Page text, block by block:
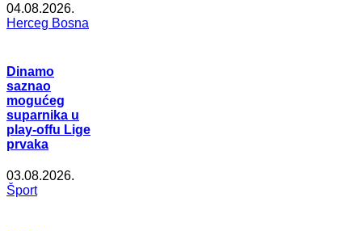
04.08.2026.
Herceg Bosna
Dinamo
saznao
mogućeg
suparnika u
play-offu Lige
prvaka
03.08.2026.
Šport